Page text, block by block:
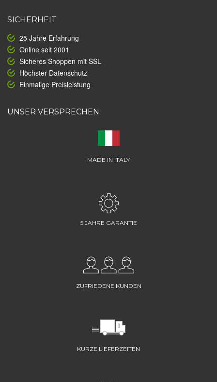
SICHERHEIT
25 Jahre Erfahrung
Online seit 2001
Sicheres Shoppen mit SSL
Höchster Datenschutz
Einmalige Preisleistung
UNSER VERSPRECHEN
MADE IN ITALY
5 JAHRE GARANTIE
ZUFRIEDENE KUNDEN
KURZE LIEFERZEITEN